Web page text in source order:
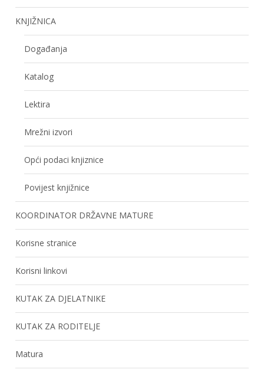
KNJIŽNICA
Događanja
Katalog
Lektira
Mrežni izvori
Opći podaci knjiznice
Povijest knjižnice
KOORDINATOR DRŽAVNE MATURE
Korisne stranice
Korisni linkovi
KUTAK ZA DJELATNIKE
KUTAK ZA RODITELJE
Matura